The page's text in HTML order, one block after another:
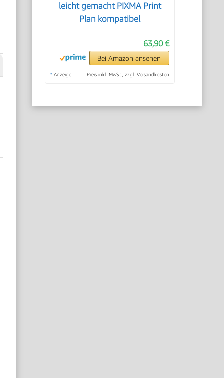
leicht gemacht PIXMA Print
Plan kompatibel
63,90 €
Bei Amazon ansehen
* Anzeige Preis inkl. MwSt., zzgl. Versandkosten